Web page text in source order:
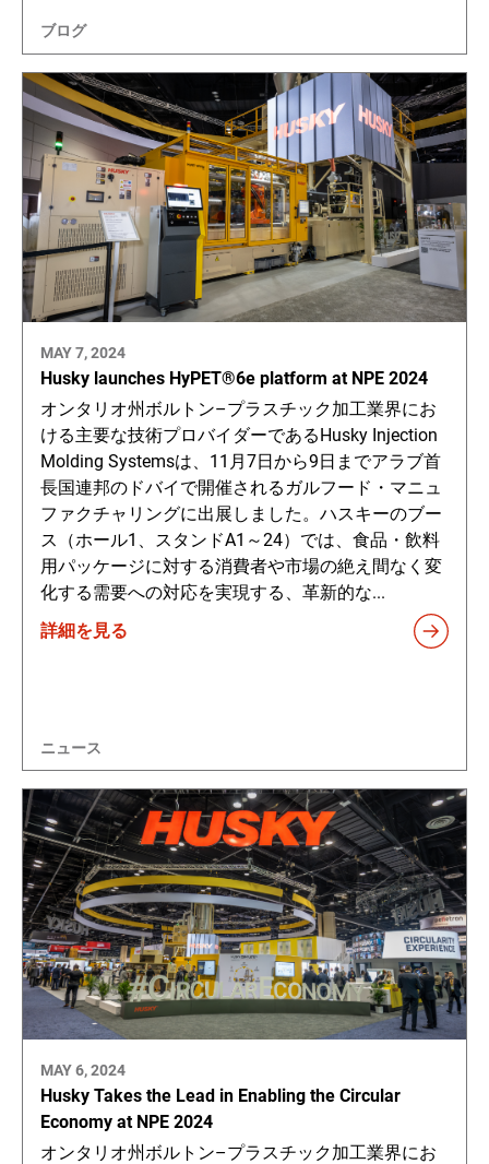
ブログ
MAY 7, 2024
Husky launches HyPET®6e platform at NPE 2024
オンタリオ州ボルトン–プラスチック加工業界にお
ける主要な技術プロバイダーであるHusky Injection
Molding Systemsは、11月7日から9日までアラブ首
長国連邦のドバイで開催されるガルフード・マニュ
ファクチャリングに出展しました。ハスキーのブー
ス（ホール1、スタンドA1～24）では、食品・飲料
用パッケージに対する消費者や市場の絶え間なく変
化する需要への対応を実現する、革新的な...
詳細を見る
ニュース
MAY 6, 2024
Husky Takes the Lead in Enabling the Circular
Economy at NPE 2024
オンタリオ州ボルトン–プラスチック加工業界にお